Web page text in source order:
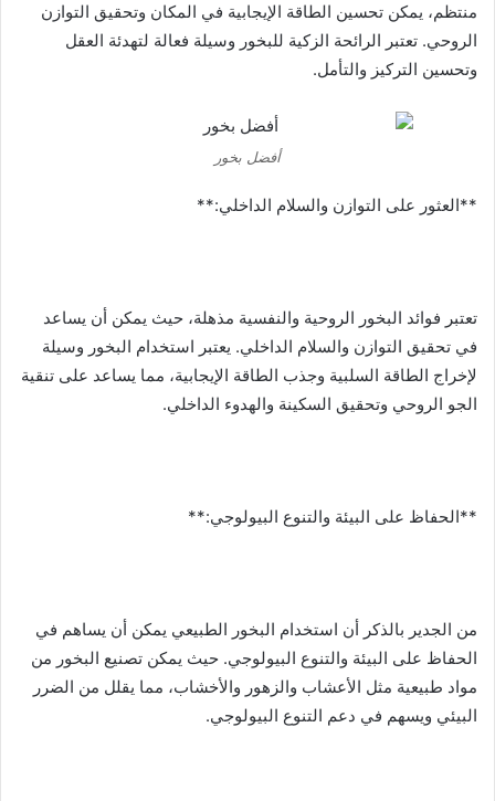
منتظم، يمكن تحسين الطاقة الإيجابية في المكان وتحقيق التوازن
الروحي. تعتبر الرائحة الزكية للبخور وسيلة فعالة لتهدئة العقل
وتحسين التركيز والتأمل.
أفضل بخور
**العثور على التوازن والسلام الداخلي:**
تعتبر فوائد البخور الروحية والنفسية مذهلة، حيث يمكن أن يساعد
في تحقيق التوازن والسلام الداخلي. يعتبر استخدام البخور وسيلة
لإخراج الطاقة السلبية وجذب الطاقة الإيجابية، مما يساعد على تنقية
الجو الروحي وتحقيق السكينة والهدوء الداخلي.
**الحفاظ على البيئة والتنوع البيولوجي:**
من الجدير بالذكر أن استخدام البخور الطبيعي يمكن أن يساهم في
الحفاظ على البيئة والتنوع البيولوجي. حيث يمكن تصنيع البخور من
مواد طبيعية مثل الأعشاب والزهور والأخشاب، مما يقلل من الضرر
البيئي ويسهم في دعم التنوع البيولوجي.